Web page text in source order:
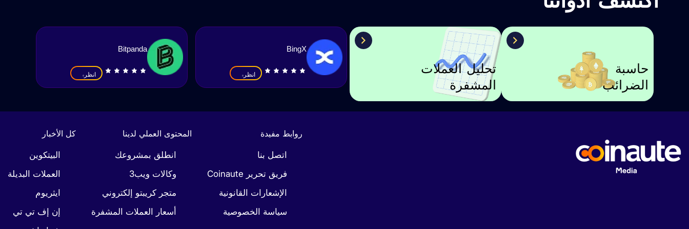
حاسبة
الضرائب
تحليل العملات
المشفرة
BingX
انظر
Bitpanda
انظر
كل الأخبار
البيتكوين
العملات البديلة
ايثريوم
إن إف تي تي
المحتوى العملي لدينا
انطلق بمشروعك
وكالات ويب3
متجر كريبتو إلكتروني
أسعار العملات المشفرة
روابط مفيدة
اتصل بنا
فريق تحرير Coinaute
الإشعارات القانونية
سياسة الخصوصية